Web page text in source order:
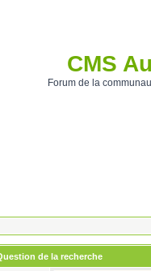
CMS
Forum de la
de la recherche